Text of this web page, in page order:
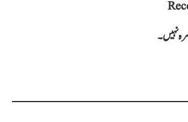
نہیں۔